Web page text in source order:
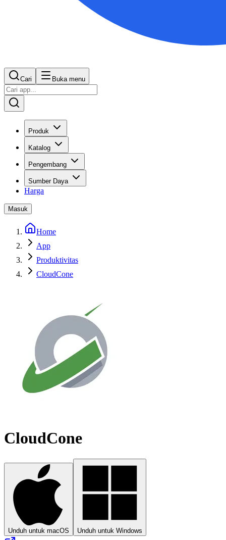
Cari Buka menu
Produk
Katalog
Pengembang
Sumber Daya
Harga
Masuk
Home
App
Produktivitas
CloudCone
CloudCone
Unduh untuk macOS Unduh untuk Windows